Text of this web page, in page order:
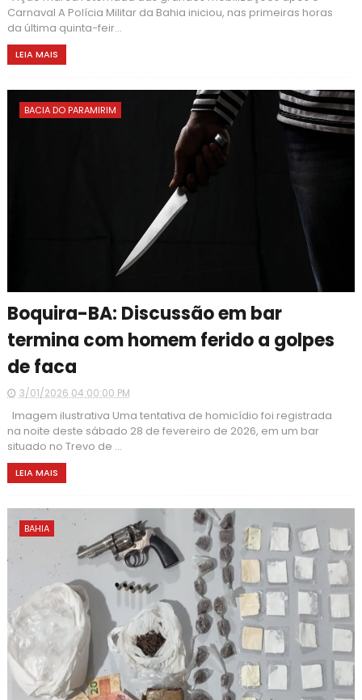
Carnaval A Polícia Militar da Bahia iniciou, nas primeiras horas
da última quinta-feir...
LEIA MAIS
BACIA DO PARAMIRIM
Boquira-BA: Discussão em bar
termina com homem ferido a golpes
de faca
3/01/2026 04:00:00 PM
Imagem ilustrativa Uma tentativa de homicídio foi registrada
na noite deste sábado 28 de fevereiro de 2026, em um bar
situado no Trevo de ...
LEIA MAIS
BAHIA